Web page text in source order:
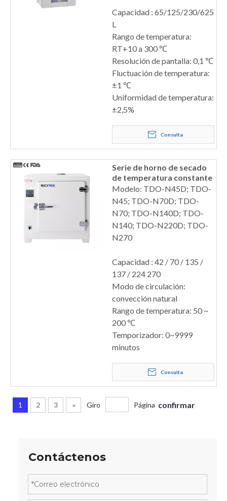
Capacidad : 65/125/230/625
L
Rango de temperatura:
RT+10 a 300 ℃
Resolución de pantalla: 0,1 ℃
Fluctuación de temperatura:
±1 ℃
Uniformidad de temperatura:
±2,5%
Consulta
Serie de horno de secado
de temperatura constante
Modelo: TDO-N45D; TDO-
N45; TDO-N70D; TDO-
N70; TDO-N140D; TDO-
N140; TDO-N220D; TDO-
N270
Capacidad : 42 / 70 / 135 /
137 / 224 270
Modo de circulación:
convección natural
Rango de temperatura: 50 ~
200 ℃
Temporizador: 0~9999
minutos
Consulta
1 2 3 » Giro Página confirmar
Contáctenos